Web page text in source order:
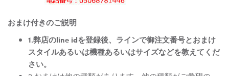
おまけ付きのご説明
1.弊店のline idを登録後、ラインで御注文番号とおまけ
スタイルあるいは機種あるいはサイズなどを教えてくだ
さい。